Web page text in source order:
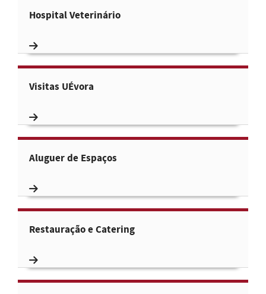
Hospital Veterinário
Visitas UÉvora
Aluguer de Espaços
Restauração e Catering